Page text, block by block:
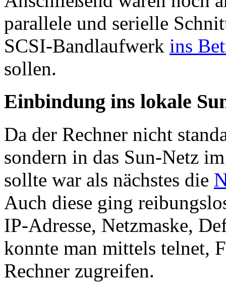
parallele und serielle
SCSI-Bandlaufwerk ins
sollen.
Einbindung ins lokale
Da der Rechner nicht
sondern in das Sun-Netz
sollte war als nächstes die
Auch diese ging
IP-Adresse, Netzmaske,
konnte man mittels telnet,
Rechner zugreifen.